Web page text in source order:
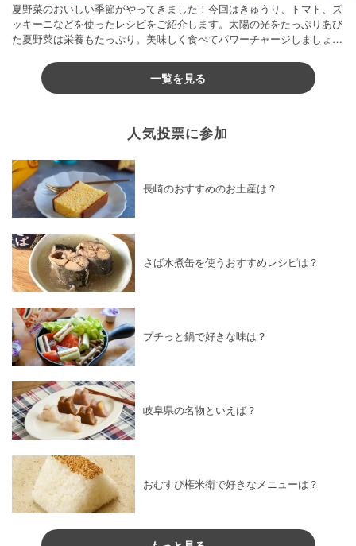
夏野菜のおいしい季節がやってきました！今回はきゅうり、トマト、ズ
ッキーニなどを使ったレシピをご紹介します。太陽の光をたっぷりあび
た夏野菜は栄養もたっぷり。美味しく食べてパワーチャージしましょう
一覧を見る
人気投票に参加
長崎のおすすめのお土産は？
さば水煮缶を使うおすすめレシピは？
プチっと鍋で好きな味は？
岐阜県の名物といえば？
おむすび権米衛で好きなメニューは？